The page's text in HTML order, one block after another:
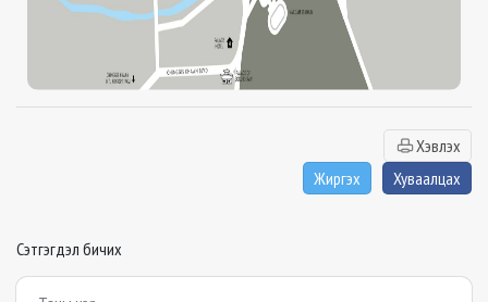
Хэвлэх
Жиргэх
Хуваалцах
Сэтгэгдэл бичих